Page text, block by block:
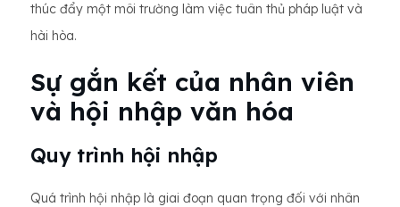
thúc đẩy một môi trường làm việc tuân thủ pháp luật và
hài hòa.
Sự gắn kết của nhân viên
và hội nhập văn hóa
Quy trình hội nhập
Quá trình hội nhập là giai đoạn quan trọng đối với nhân